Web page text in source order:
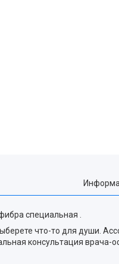
специальная .
что-то для души.
консультация врача-